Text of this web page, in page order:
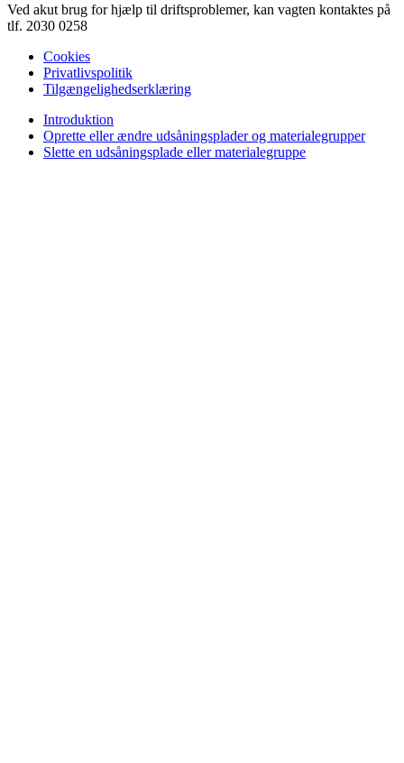
Ved akut brug for hjælp til driftsproblemer, kan vagten kontaktes på
tlf. 2030 0258
Cookies
Privatlivspolitik
Tilgængelighedserklæring
Introduktion
Oprette eller ændre udsåningsplader og materialegrupper
Slette en udsåningsplade eller materialegruppe